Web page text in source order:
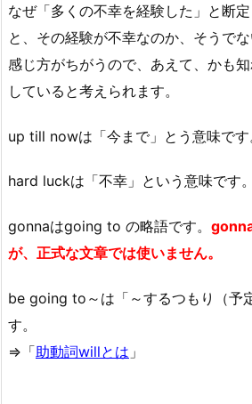
なぜ「多くの不幸を経験した」と断
と、その経験が不幸なのか、そうで
感じ方がちがうので、あえて、かも
していると考えられます。
up till nowは「今まで」とう意味です
hard luckは「不幸」という意味です。
gonnaはgoing to の略語です。
が、正式な文章では使いません。
be going to～は「～するつもり（予
す。
⇒「助動詞willとは 」